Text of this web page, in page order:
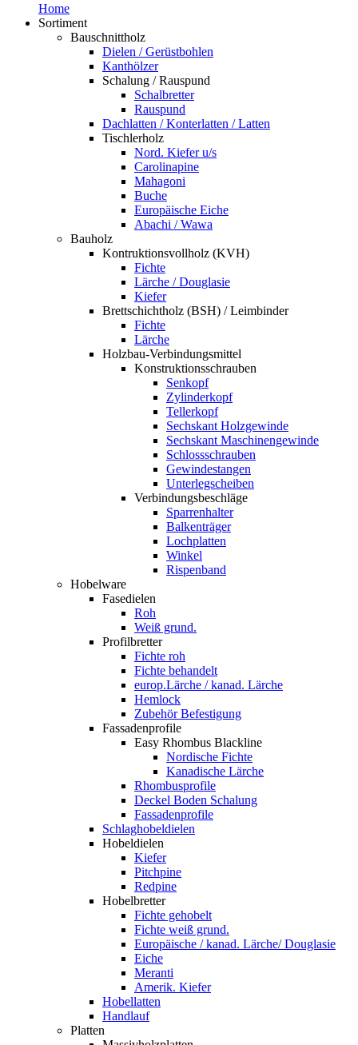
Home
Sortiment
Bauschnittholz
Dielen / Gerüstbohlen
Kanthölzer
Schalung / Rauspund
Schalbretter
Rauspund
Dachlatten / Konterlatten / Latten
Tischlerholz
Nord. Kiefer u/s
Carolinapine
Mahagoni
Buche
Europäische Eiche
Abachi / Wawa
Bauholz
Kontruktionsvollholz (KVH)
Fichte
Lärche / Douglasie
Kiefer
Brettschichtholz (BSH) / Leimbinder
Fichte
Lärche
Holzbau-Verbindungsmittel
Konstruktionsschrauben
Senkopf
Zylinderkopf
Tellerkopf
Sechskant Holzgewinde
Sechskant Maschinengewinde
Schlossschrauben
Gewindestangen
Unterlegscheiben
Verbindungsbeschläge
Sparrenhalter
Balkenträger
Lochplatten
Winkel
Rispenband
Hobelware
Fasedielen
Roh
Weiß grund.
Profilbretter
Fichte roh
Fichte behandelt
europ.Lärche / kanad. Lärche
Hemlock
Zubehör Befestigung
Fassadenprofile
Easy Rhombus Blackline
Nordische Fichte
Kanadische Lärche
Rhombusprofile
Deckel Boden Schalung
Fassadenprofile
Schlaghobeldielen
Hobeldielen
Kiefer
Pitchpine
Redpine
Hobelbretter
Fichte gehobelt
Fichte weiß grund.
Europäische / kanad. Lärche/ Douglasie
Eiche
Meranti
Amerik. Kiefer
Hobellatten
Handlauf
Platten